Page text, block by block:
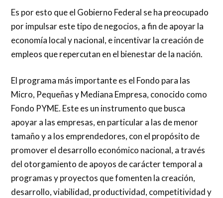
Es por esto que el Gobierno Federal se ha preocupado
por impulsar este tipo de negocios, a fin de apoyar la
economía local y nacional, e incentivar la creación de
empleos que repercutan en el bienestar de la nación.
El programa más importante es el Fondo para las
Micro, Pequeñas y Mediana Empresa, conocido como
Fondo PYME. Este es un instrumento que busca
apoyar a las empresas, en particular a las de menor
tamaño y a los emprendedores, con el propósito de
promover el desarrollo económico nacional, a través
del otorgamiento de apoyos de carácter temporal a
programas y proyectos que fomenten la creación,
desarrollo, viabilidad, productividad, competitividad y